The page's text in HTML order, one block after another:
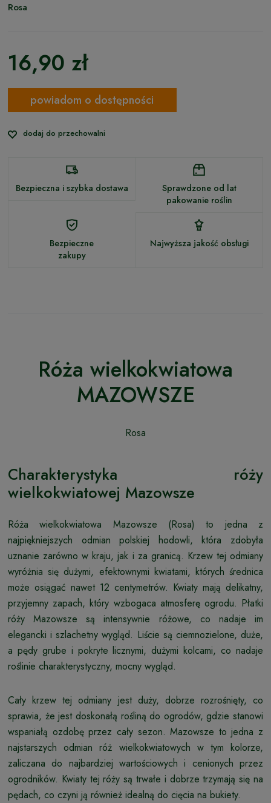
Rosa
16,90 zł
powiadom o dostępności
dodaj do przechowalni
Bezpieczna i szybka dostawa
Sprawdzone od lat
pakowanie roślin
Bezpieczne
zakupy
Najwyższa jakość obsługi
Róża wielkokwiatowa
MAZOWSZE
Rosa
Charakterystyka róży
wielkokwiatowej Mazowsze
Róża wielkokwiatowa Mazowsze (Rosa) to jedna z
najpiękniejszych odmian polskiej hodowli, która zdobyła
uznanie zarówno w kraju, jak i za granicą. Krzew tej odmiany
wyróżnia się dużymi, efektownymi kwiatami, których średnica
może osiągać nawet 12 centymetrów. Kwiaty mają delikatny,
przyjemny zapach, który wzbogaca atmosferę ogrodu. Płatki
róży Mazowsze są intensywnie różowe, co nadaje im
elegancki i szlachetny wygląd. Liście są ciemnozielone, duże,
a pędy grube i pokryte licznymi, dużymi kolcami, co nadaje
roślinie charakterystyczny, mocny wygląd.
Cały krzew tej odmiany jest duży, dobrze rozrośnięty, co
sprawia, że jest doskonałą rośliną do ogrodów, gdzie stanowi
wspaniałą ozdobę przez cały sezon. Mazowsze to jedna z
najstarszych odmian róż wielkokwiatowych w tym kolorze,
zaliczana do najbardziej wartościowych i cenionych przez
ogrodników. Kwiaty tej róży są trwałe i dobrze trzymają się na
pędach, co czyni ją również idealną do cięcia na bukiety.